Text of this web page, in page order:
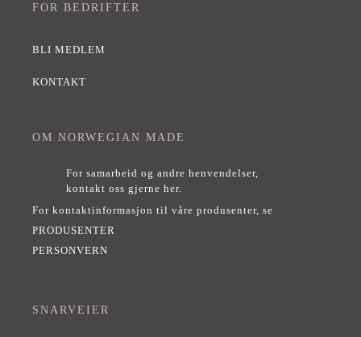
FOR BEDRIFTER
BLI MEDLEM
KONTAKT
OM NORWEGIAN MADE
For samarbeid og andre henvendelser,
kontakt oss gjerne her.
For kontaktinformasjon til våre produsenter, se
PRODUSENTER
PERSONVERN
SNARVEIER